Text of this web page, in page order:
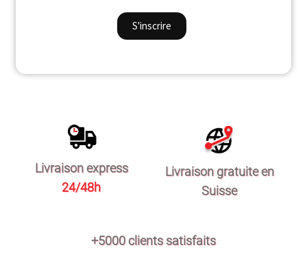
Livraison express
24/48h
Livraison gratuite en
Suisse
+5000 clients satisfaits